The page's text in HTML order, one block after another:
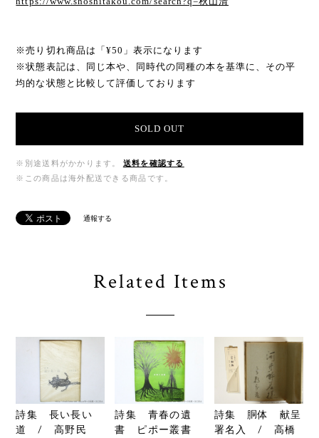
※売り切れ商品は「¥50」表示になります
※状態表記は、同じ本や、同時代の同種の本を基準に、その平
均的な状態と比較して評価しております
SOLD OUT
※別途送料がかかります。
送料を確認する
※この商品は海外配送できる商品です。
通報する
Related Items
詩集 長い長い
道 / 高野民
詩集 青春の遺
書 ピポー叢書
詩集 胴体 献呈
署名入 / 高橋